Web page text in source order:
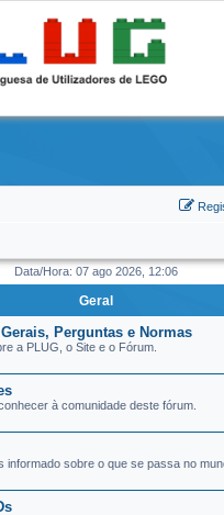
Data/Hora: 07 ago 2026, 12:06
Geral
Perguntas e Normas
a PLUG, o Site e o Fórum.
à comunidade deste fórum.
informado sobre o que se passa no